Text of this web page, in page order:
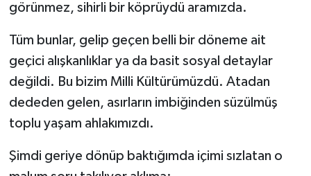
görünmez, sihirli bir köprüydü aramızda.
Tüm bunlar, gelip geçen belli bir döneme ait
geçici alışkanlıklar ya da basit sosyal detaylar
değildi. Bu bizim Milli Kültürümüzdü. Atadan
dededen gelen, asırların imbiğinden süzülmüş
toplu yaşam ahlakımızdı.
Şimdi geriye dönüp baktığımda içimi sızlatan o